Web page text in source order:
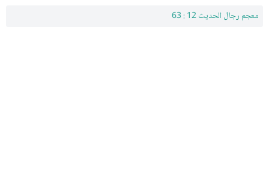
معجم رجال الحديث 12 : 63